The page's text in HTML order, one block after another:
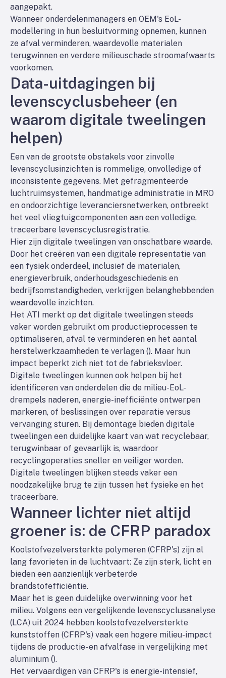
aangepakt.
Wanneer onderdelenmanagers en OEM's EoL-
modellering in hun besluitvorming opnemen, kunnen
ze afval verminderen, waardevolle materialen
terugwinnen en verdere milieuschade stroomafwaarts
voorkomen.
Data-uitdagingen bij
levenscyclusbeheer (en
waarom digitale tweelingen
helpen)
Een van de grootste obstakels voor zinvolle
levenscyclusinzichten is rommelige, onvolledige of
inconsistente gegevens. Met gefragmenteerde
luchtruimsystemen, handmatige administratie in MRO
en ondoorzichtige leveranciersnetwerken, ontbreekt
het veel vliegtuigcomponenten aan een volledige,
traceerbare levenscyclusregistratie.
Hier zijn digitale tweelingen van onschatbare waarde.
Door het creëren van een digitale representatie van
een fysiek onderdeel, inclusief de materialen,
energieverbruik, onderhoudsgeschiedenis en
bedrijfsomstandigheden, verkrijgen belanghebbenden
waardevolle inzichten.
Het ATI merkt op dat digitale tweelingen steeds
vaker worden gebruikt om productieprocessen te
optimaliseren, afval te verminderen en het aantal
herstelwerkzaamheden te verlagen (). Maar hun
impact beperkt zich niet tot de fabrieksvloer.
Digitale tweelingen kunnen ook helpen bij het
identificeren van onderdelen die de milieu-EoL-
drempels naderen, energie-inefficiënte ontwerpen
markeren, of beslissingen over reparatie versus
vervanging sturen. Bij demontage bieden digitale
tweelingen een duidelijke kaart van wat recyclebaar,
terugwinbaar of gevaarlijk is, waardoor
recyclingoperaties sneller en veiliger worden.
Digitale tweelingen blijken steeds vaker een
noodzakelijke brug te zijn tussen het fysieke en het
traceerbare.
Wanneer lichter niet altijd
groener is: de CFRP paradox
Koolstofvezelversterkte polymeren (CFRP's) zijn al
lang favorieten in de luchtvaart: Ze zijn sterk, licht en
bieden een aanzienlijk verbeterde
brandstofefficiëntie.
Maar het is geen duidelijke overwinning voor het
milieu. Volgens een vergelijkende levenscyclusanalyse
(LCA) uit 2024 hebben koolstofvezelversterkte
kunststoffen (CFRP's) vaak een hogere milieu-impact
tijdens de productie- en afvalfase in vergelijking met
aluminium ().
Het vervaardigen van CFRP's is energie-intensief,